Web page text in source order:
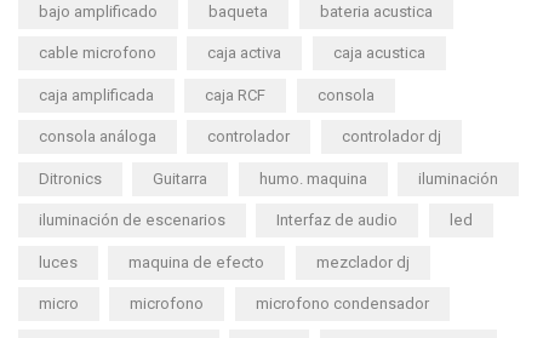
bajo amplificado baqueta bateria acustica
cable microfono caja activa caja acustica
caja amplificada caja RCF consola
consola análoga controlador controlador dj
Ditronics Guitarra humo. maquina iluminación
iluminación de escenarios Interfaz de audio led
luces maquina de efecto mezclador dj
micro microfono microfono condensador